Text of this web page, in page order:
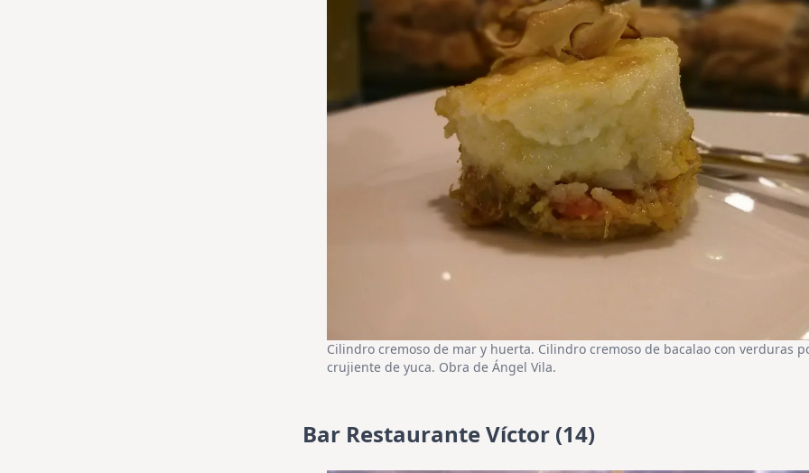
Cilindro cremoso de mar y huerta. Cilindro cremoso de bacalao con verduras
crujiente de yuca. Obra de Ángel Vila.
Bar Restaurante Víctor (14)